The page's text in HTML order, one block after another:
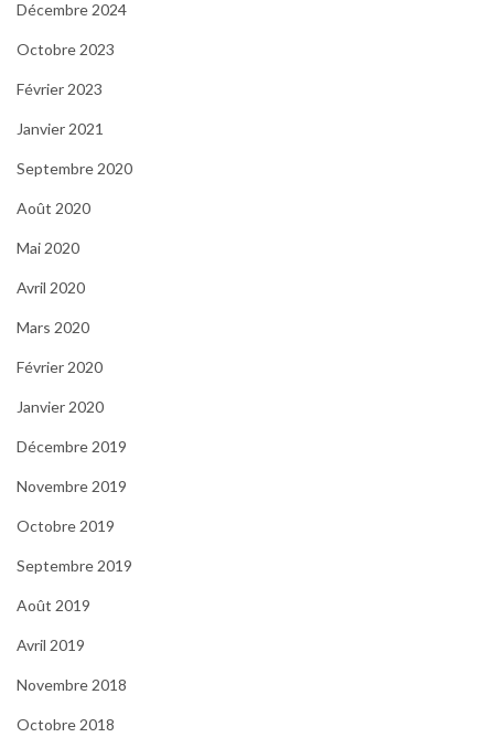
Décembre 2024
Octobre 2023
Février 2023
Janvier 2021
Septembre 2020
Août 2020
Mai 2020
Avril 2020
Mars 2020
Février 2020
Janvier 2020
Décembre 2019
Novembre 2019
Octobre 2019
Septembre 2019
Août 2019
Avril 2019
Novembre 2018
Octobre 2018